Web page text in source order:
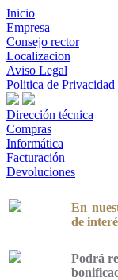
Inicio
Empresa
Consejo rector
Localizacion
Aviso Legal
Politica de Privacidad
Dirección técnica
Compras
Informática
Facturación
Devoluciones
En
de
Podrá